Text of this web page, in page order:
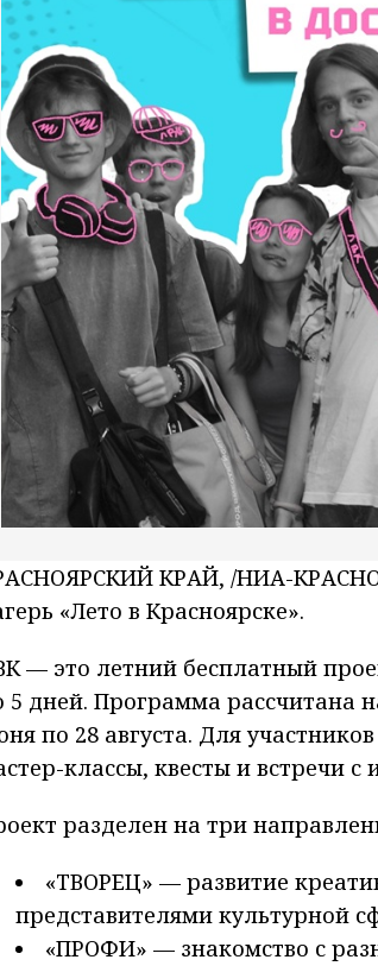
КРАЙ, /НИА-
«Лето в Красноярске».
— это летний бесплатный
5 дней. Программа рассчитана
по 28 августа. Для
классы, квесты и встречи
разделен на три
«ТВОРЕЦ» — развитие
представителями культурной
«ПРОФИ» — знакомство с